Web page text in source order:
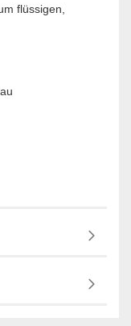
flüssigen,